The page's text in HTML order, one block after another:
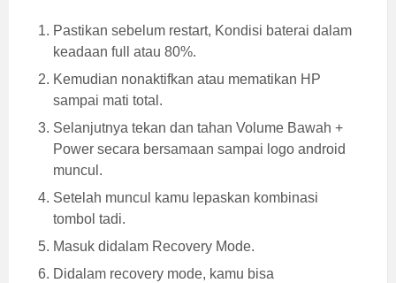
Pastikan sebelum restart, Kondisi baterai dalam
keadaan full atau 80%.
Kemudian nonaktifkan atau mematikan HP
sampai mati total.
Selanjutnya tekan dan tahan Volume Bawah +
Power secara bersamaan sampai logo android
muncul.
Setelah muncul kamu lepaskan kombinasi
tombol tadi.
Masuk didalam Recovery Mode.
Didalam recovery mode, kamu bisa